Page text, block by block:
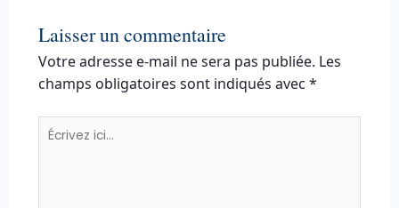
Laisser un commentaire
Votre adresse e-mail ne sera pas publiée. Les
champs obligatoires sont indiqués avec *
Écrivez